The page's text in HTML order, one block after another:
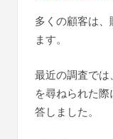
多くの顧客は
ます。
最近の調査では
を尋ねられた
答しました。